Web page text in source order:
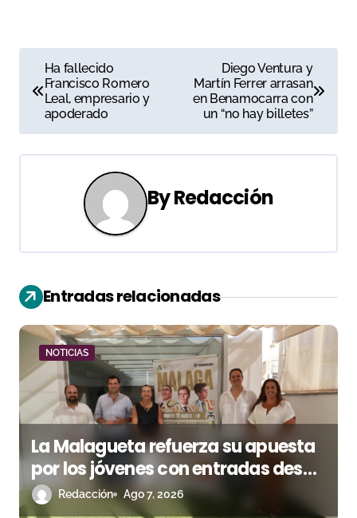
a
v
e
c
i
ó
n
d
e
e
n
Ha fallecido
Francisco Romero
Leal, empresario y
apoderado
Diego Ventura y
Martín Ferrer arrasan
en Benamocarra con
un “no hay billetes”
ByRedacción
Entradas relacionadas
NOTICIAS
La Malagueta refuerza su apuesta
por los jóvenes con entradas desde
un euro
Redacción Ago 7, 2026